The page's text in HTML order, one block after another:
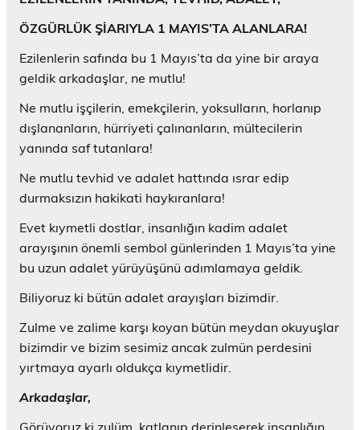
ÖZGÜRLÜK ŞİARIYLA 1 MAYIS’TA ALANLARA!
Ezilenlerin safında bu 1 Mayıs’ta da yine bir araya
geldik arkadaşlar, ne mutlu!
Ne mutlu işçilerin, emekçilerin, yoksulların, horlanıp
dışlananların, hürriyeti çalınanların, mültecilerin
yanında saf tutanlara!
Ne mutlu tevhid ve adalet hattında ısrar edip
durmaksızın hakikati haykıranlara!
Evet kıymetli dostlar, insanlığın kadim adalet
arayışının önemli sembol günlerinden 1 Mayıs’ta yine
bu uzun adalet yürüyüşünü adımlamaya geldik.
Biliyoruz ki bütün adalet arayışları bizimdir.
Zulme ve zalime karşı koyan bütün meydan okuyuşlar
bizimdir ve bizim sesimiz ancak zulmün perdesini
yırtmaya ayarlı oldukça kıymetlidir.
Arkadaşlar,
Görüyoruz ki zulüm, katlanıp derinleşerek insanlığın